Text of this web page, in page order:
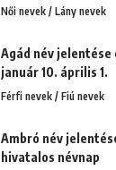
Női nevek / Lány nevek
Agád név jelentése
január 10. április 1.
Férfi nevek / Fiú nevek
Ambró név
hivatalos névnap